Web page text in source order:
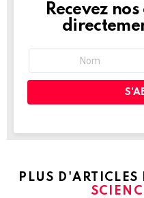
NEWSLETTER
Recevez
PLUS